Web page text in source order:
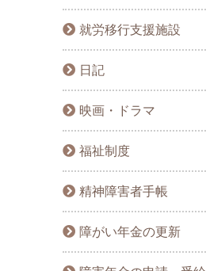
就労移行支援施設
日記
映画・ドラマ
福祉制度
精神障害者手帳
障がい年金の更新